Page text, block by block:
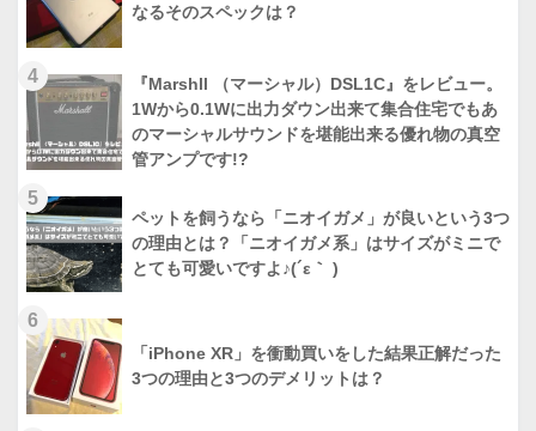
なるそのスペックは？
4
『Marshll （マーシャル）DSL1C』をレビュー。
1Wから0.1Wに出力ダウン出来て集合住宅でもあ
のマーシャルサウンドを堪能出来る優れ物の真空
管アンプです!?
5
ペットを飼うなら「ニオイガメ」が良いという3つ
の理由とは？「ニオイガメ系」はサイズがミニで
とても可愛いですよ♪(´ε｀ )
6
「iPhone XR」を衝動買いをした結果正解だった
3つの理由と3つのデメリットは？